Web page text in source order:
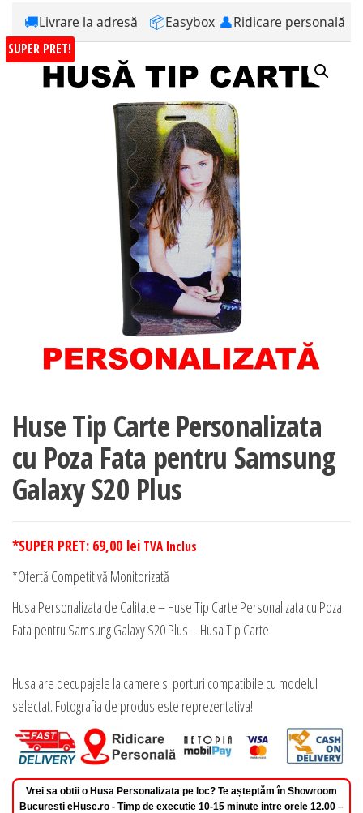
🚚Livrare la adresă 📦Easybox 👤Ridicare personală
SUPER PRET!
Huse Tip Carte Personalizata
cu Poza Fata pentru Samsung
Galaxy S20 Plus
*SUPER PRET: 69,00 lei TVA Inclus
*Ofertă Competitivă Monitorizată
Husa Personalizata de Calitate – Huse Tip Carte Personalizata cu Poza
Fata pentru Samsung Galaxy S20 Plus – Husa Tip Carte
Husa are decupajele la camere si porturi compatibile cu modelul
selectat. Fotografia de produs este reprezentativa!
Vrei sa obtii o Husa Personalizata pe loc? Te așteptăm în Showroom
Bucuresti eHuse.ro - Timp de executie 10-15 minute intre orele 12.00 –